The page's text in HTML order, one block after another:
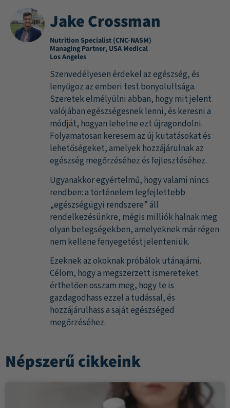
Jake Crossman
Nutrition Specialist (CNC-NASM)
Managing Partner, USA Medical
Los Angeles
Szenvedélyesen érdekel az egészség, és
lenyűgöz az emberi test bonyolultsága.
Szeretek elmélyülni abban, hogy mit jelent
valójában egészségesnek lenni, és keresni a
módját, hogyan lehetne ezt újragondolni.
Folyamatosan keresem az új kutatásokat és
lehetőségeket, amelyek hozzájárulnak az
egészség megőrzéséhez és fejlesztéséhez.
Ugyanakkor egyértelmű, hogy valami nincs
rendben: a történelem legfejlettebb
„egészségügyi rendszere” áll
rendelkezésünkre, mégis milliók halnak meg
olyan betegségekben, amelyeknek már régen
nem kellene fenyegetést jelenteniük.
Ezeknek az okoknak próbálok utánajárni.
Célom, hogy a megszerzett ismereteket
érthetően osszam meg, hogy te is
gazdagodhass ezzel a tudással, és
hozzájárulhass a saját egészséged
megőrzéséhez.
Népszerű cikkeink